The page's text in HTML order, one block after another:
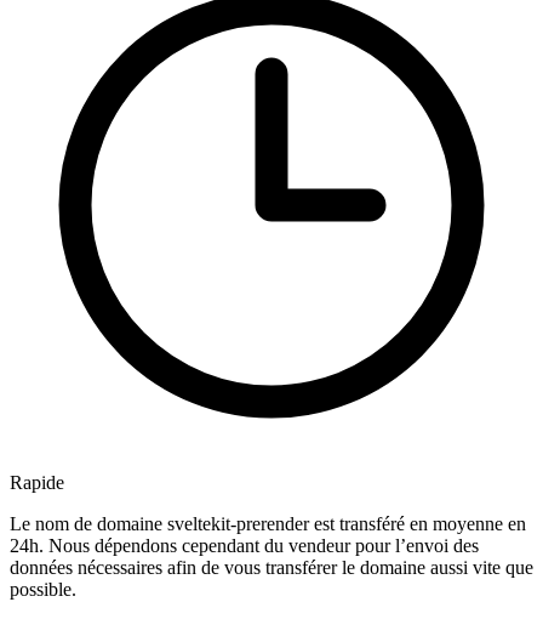
Rapide
Le nom de domaine sveltekit-prerender est transféré en moyenne en
24h. Nous dépendons cependant du vendeur pour l’envoi des
données nécessaires afin de vous transférer le domaine aussi vite que
possible.